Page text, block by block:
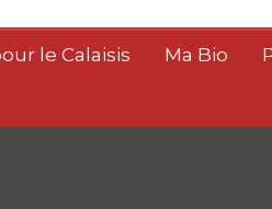
le Calaisis Ma Bio